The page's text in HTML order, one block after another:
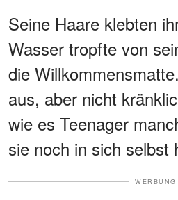
Seine Haare klebten
Wasser tropfte von
die
aus, aber nicht
wie es Teenager
sie noch in sich selbst
WERBUNG